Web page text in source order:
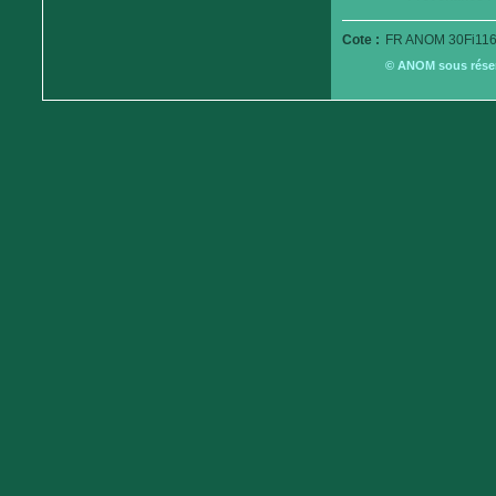
Cote : FR ANOM
© ANOM sous